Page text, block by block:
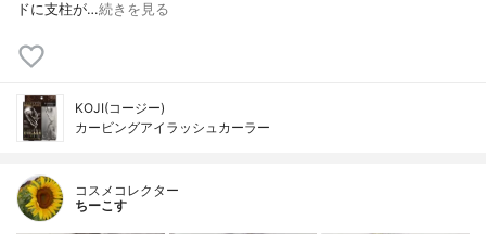
ドに支柱が…続きを見る
KOJI(コージー)
カービングアイラッシュカーラー
コスメコレクター
ちーこす